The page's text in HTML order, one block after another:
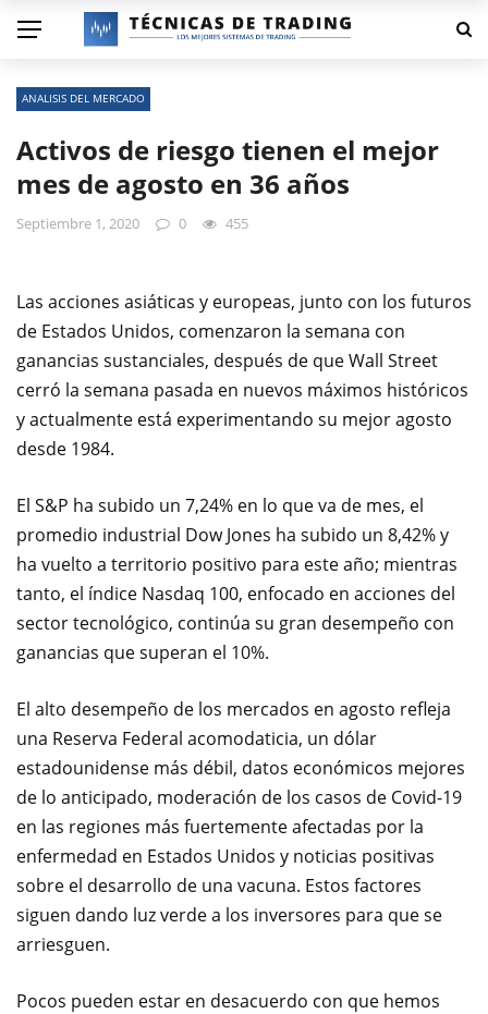
ANALISIS DEL MERCADO
Activos de riesgo tienen el mejor
mes de agosto en 36 años
Septiembre 1, 2020 0 455
Las acciones asiáticas y europeas, junto con los futuros
de Estados Unidos, comenzaron la semana con
ganancias sustanciales, después de que Wall Street
cerró la semana pasada en nuevos máximos históricos
y actualmente está experimentando su mejor agosto
desde 1984.
El S&P ha subido un 7,24% en lo que va de mes, el
promedio industrial Dow Jones ha subido un 8,42% y
ha vuelto a territorio positivo para este año; mientras
tanto, el índice Nasdaq 100, enfocado en acciones del
sector tecnológico, continúa su gran desempeño con
ganancias que superan el 10%.
El alto desempeño de los mercados en agosto refleja
una Reserva Federal acomodaticia, un dólar
estadounidense más débil, datos económicos mejores
de lo anticipado, moderación de los casos de Covid-19
en las regiones más fuertemente afectadas por la
enfermedad en Estados Unidos y noticias positivas
sobre el desarrollo de una vacuna. Estos factores
siguen dando luz verde a los inversores para que se
arriesguen.
Pocos pueden estar en desacuerdo con que hemos